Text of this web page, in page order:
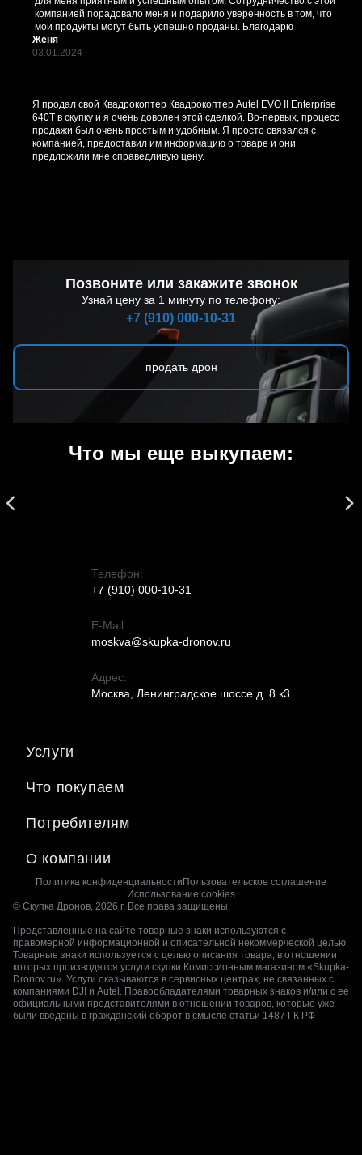
компанией порадовало меня и подарило уверенность в том, что
мои продукты могут быть успешно проданы. Благодарю
Женя
03.01.2024
Я продал свой Квадрокоптер Квадрокоптер Autel EVO II Enterprise
640T в скупку и я очень доволен этой сделкой. Во-первых, процесс
продажи был очень простым и удобным. Я просто связался с
компанией, предоставил им информацию о товаре и они
предложили мне справедливую цену.
Позвоните или закажите звонок
Узнай цену за 1 минуту по телефону:
+7 (910) 000-10-31
продать дрон
Что мы еще выкупаем:
Телефон:
+7 (910) 000-10-31
E-Mail:
moskva@skupka-dronov.ru
Адрес:
Москва, Ленинградское шоссе д. 8 к3
Услуги
Что покупаем
Потребителям
О компании
Политика конфиденциальности Пользовательское соглашение
Использование cookies
©️ Скупка Дронов, 2026 г. Все права защищены.
Представленные на сайте товарные знаки используются с
правомерной информационной и описательной некоммерческой целью.
Товарные знаки используется с целью описания товара, в отношении
которых производятся услуги скупки Комиссионным магазином «Skupka-
Dronov.ru». Услуги оказываются в сервисных центрах, не связанных с
компаниями DJI и Autel. Правообладателями товарных знаков и/или с ее
официальными представителями в отношении товаров, которые уже
были введены в гражданский оборот в смысле статьи 1487 ГК РФ
Заполните
форму заявки
. . .
и мы ответим вам в течении
нескольких минут